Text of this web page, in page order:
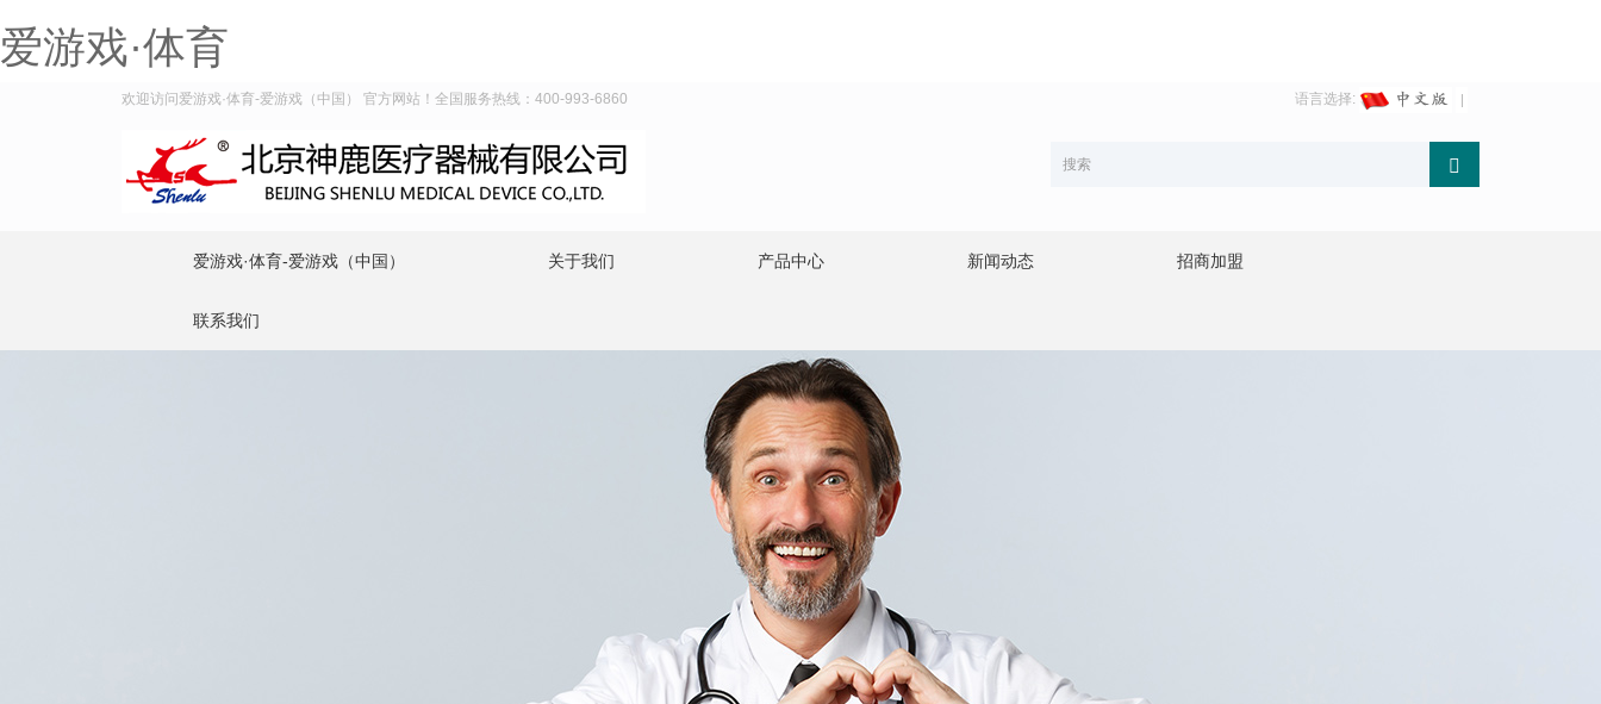
爱游戏·体育
欢迎访问爱游戏·体育-爱游戏（中国） 官方网站！全国服务热线：400-993-6860 语言选择:
爱游戏·体育-爱游戏（中国） 关于我们 产品中心 新闻动态 招商加盟
联系我们